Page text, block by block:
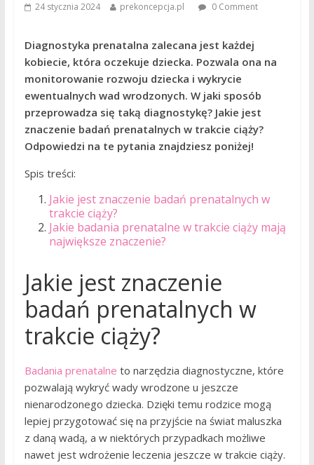
24 stycznia 2024 prekoncepcja.pl 0 Comment
Diagnostyka prenatalna zalecana jest każdej
kobiecie, która oczekuje dziecka. Pozwala ona na
monitorowanie rozwoju dziecka i wykrycie
ewentualnych wad wrodzonych. W jaki sposób
przeprowadza się taką diagnostykę? Jakie jest
znaczenie badań prenatalnych w trakcie ciąży?
Odpowiedzi na te pytania znajdziesz poniżej!
Spis treści:
Jakie jest znaczenie badań prenatalnych w
trakcie ciąży?
Jakie badania prenatalne w trakcie ciąży mają
największe znaczenie?
Jakie jest znaczenie
badań prenatalnych w
trakcie ciąży?
Badania prenatalne to narzędzia diagnostyczne, które
pozwalają wykryć wady wrodzone u jeszcze
nienarodzonego dziecka. Dzięki temu rodzice mogą
lepiej przygotować się na przyjście na świat maluszka
z daną wadą, a w niektórych przypadkach możliwe
nawet jest wdrożenie leczenia jeszcze w trakcie ciąży.